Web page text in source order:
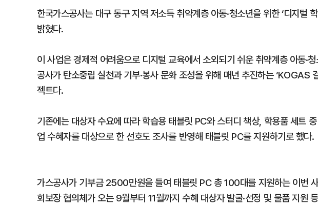
한국가스공사는 대구 동구 지역 저소득 취약계층 아동·청소년을 위한 ‘디지털
밝혔다.
이 사업은 경제적 어려움으로 디지털 교육에서 소외되기 쉬운 취약계층 아동·
공사가 탄소중립 실천과 기부·봉사 문화 조성을 위해 매년 추진하는 ‘KOGAS
젝트다.
기존에는 대상자 수요에 따라 학습용 태블릿 PC와 스터디 책상, 학용품 세트
업 수혜자를 대상으로 한 선호도 조사를 반영해 태블릿 PC를 지원하기로 했다.
가스공사가 기부금 2500만원을 들여 태블릿 PC 총 100대를 지원하는 이번
회보장 협의체가 오는 9월부터 11월까지 수혜 대상자 발굴·선정 및 물품 지원